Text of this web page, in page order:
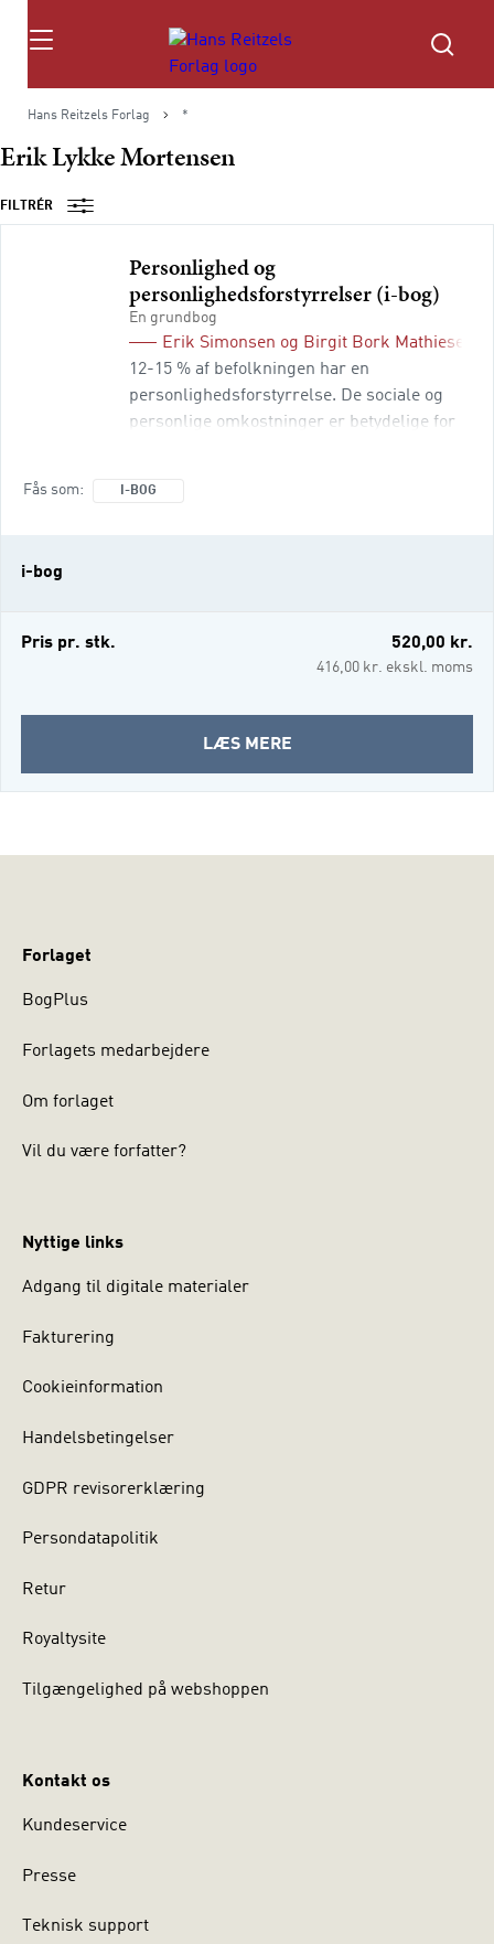
Søg
Hans Reitzels Forlag *
Erik Lykke Mortensen
FILTRÉR
Personlighed og
personlighedsforstyrrelser (i-bog)
En grundbog
Erik Simonsen og Birgit Bork Mathiesen
12-15 % af befolkningen har en
personlighedsforstyrrelse. De sociale og
personlige omkostninger er betydelige for
Fås som I-BOG
i-bog
Pris pr. stk. 520,00 kr.
416,00 kr. ekskl. moms
LÆS MEREOM
PERSONLIGHED
OG
Forlaget
BogPlus
Forlagets medarbejdere
Om forlaget
Vil du være forfatter?
Nyttige links
Adgang til digitale materialer
Fakturering
Cookieinformation
Handelsbetingelser
GDPR revisorerklæring
Persondatapolitik
Retur
Royaltysite
Tilgængelighed på webshoppen
Kontakt os
Kundeservice
Presse
Teknisk support